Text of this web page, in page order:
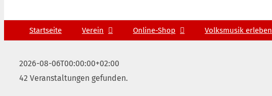
Startseite Verein Online-Shop Volksmusik erleben
2026-08-06T00:00:00+02:00
42 Veranstaltungen gefunden.